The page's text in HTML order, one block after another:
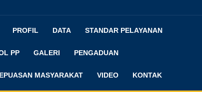
PROFIL DATA STANDAR PELAYANAN
PP GALERI PENGADUAN
MASYARAKAT VIDEO KONTAK